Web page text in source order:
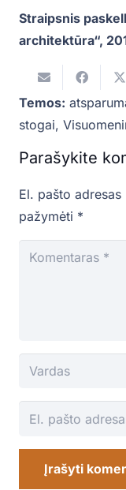
Straipsnis
architektūra“,
Temos:
stogai,
Parašykite
El. pašto
pažymėti *
Įrašyti